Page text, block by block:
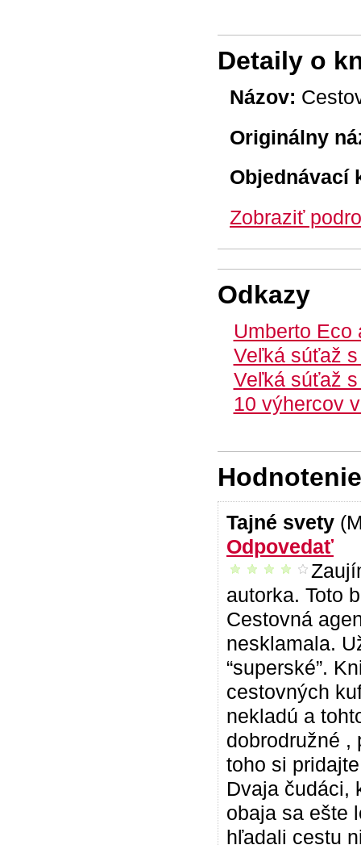
Detaily o
Názov:
Originálny
Objednávací
Zobraziť
Odkazy
Umberto Eco
Veľká súťaž
Veľká súťaž
10 výhercov
Tajné svety
Odpovedať
príjemné čítanie
autorka. Toto
Cestovná
nesklamala.
“superské”.
cestovných
nekladú a
dobrodružné ,
toho si
Dvaja čudáci,
obaja sa ešte
hľadali cestu